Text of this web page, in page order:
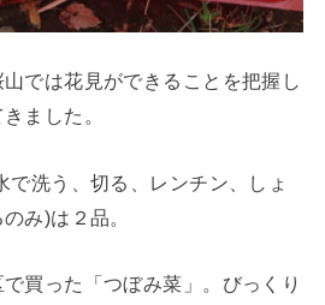
では花見ができることを把握し
ました。
で洗う、切る、レンチン、しょ
み)は２品。
買った「つぼみ菜」。びっくり